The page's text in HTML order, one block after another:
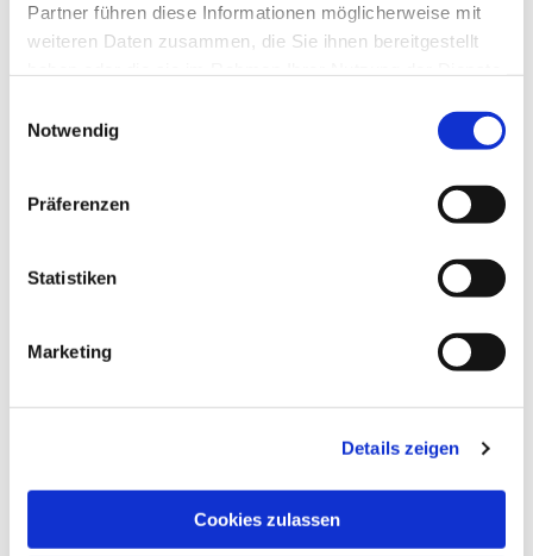
Partner führen diese Informationen möglicherweise mit
weiteren Daten zusammen, die Sie ihnen bereitgestellt
Notwendig
Präferenzen
Statistiken
Marketing
Details zeigen
Cookies zulassen